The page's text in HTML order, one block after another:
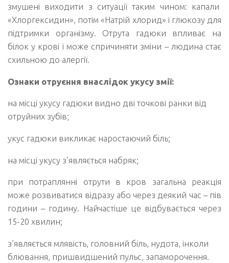
змушені виходити з ситуації таким чином: капали
«Хлоргексидин», потім «Натрій хлорид» і глюкозу для
підтримки організму. Отрута гадюки впливає на
білок у крові і може спричиняти зміни – людина стає
схильною до алергії.
Ознаки отруєння внаслідок укусу змії:
на місці укусу гадюки видно дві точкові ранки від
отруйних зубів;
укус гадюки викликає наростаючий біль;
на місці укусу з’являється набряк;
при потраплянні отрути в кров загальна реакція
може розвиватися відразу або через деякий час – пів
години – годину. Найчастіше це відбувається через
15-20 хвилин;
з’являється млявість, головний біль, нудота, інколи
блювання, пришвидшений пульс, запаморочення.